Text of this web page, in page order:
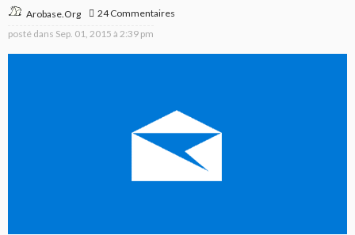
Arobase.org
24 Commentaires
posté dans Sep. 01, 2015 à 2:39 pm